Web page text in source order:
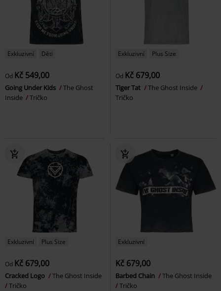
Exkluzivní Děti
Od Kč 549,00
Going Under Kids
The Ghost
Inside
Tričko
Exkluzivní Plus Size
Od Kč 679,00
Tiger Tat
The Ghost Inside
Tričko
Exkluzivní Plus Size
Od Kč 679,00
Cracked Logo
The Ghost Inside
Tričko
Exkluzivní
Kč 679,00
Barbed Chain
The Ghost Inside
Tričko